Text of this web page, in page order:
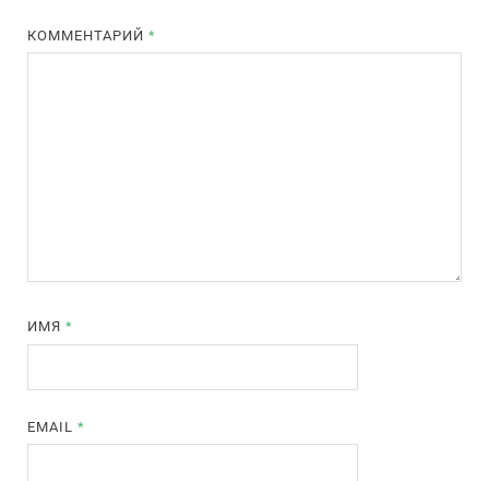
КОММЕНТАРИЙ*
ИМЯ*
EMAIL*